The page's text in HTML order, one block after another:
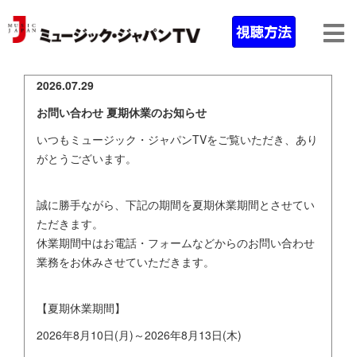
2026.07.29
お問い合わせ 夏期休業のお知らせ
いつもミュージック・ジャパンTVをご覧いただき、あり
がとうございます。
誠に勝手ながら、下記の期間を夏期休業期間とさせてい
ただきます。
休業期間中はお電話・フォームなどからのお問い合わせ
業務をお休みさせていただきます。
【夏期休業期間】
2026年8月10日(月)～2026年8月13日(木)